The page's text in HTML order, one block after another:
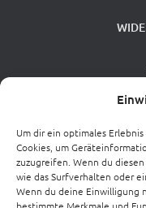
Um dir ein optimales
Cookies, um
zuzugreifen. Wenn du
wie das Surfverhalten oder
Wenn du deine Einwilligung